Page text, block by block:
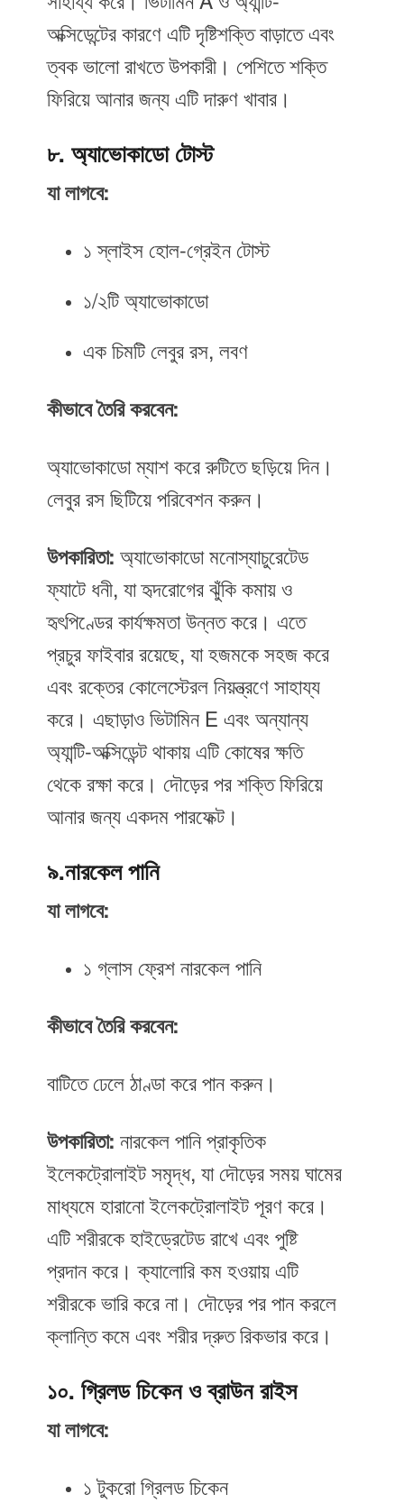
অক্সিডেন্টের কারণে এটি দৃষ্টিশক্তি বাড়াতে এবং
ত্বক ভালো রাখতে উপকারী। পেশিতে শক্তি
ফিরিয়ে আনার জন্য এটি দারুণ খাবার।
৮. অ্যাভোকাডো টোস্ট
যা লাগবে:
১ স্লাইস হোল-গ্রেইন টোস্ট
১/২টি অ্যাভোকাডো
এক চিমটি লেবুর রস, লবণ
কীভাবে তৈরি করবেন:
অ্যাভোকাডো ম্যাশ করে রুটিতে ছড়িয়ে দিন।
লেবুর রস ছিটিয়ে পরিবেশন করুন।
উপকারিতা: অ্যাভোকাডো মনোস্যাচুরেটেড
ফ্যাটে ধনী, যা হৃদরোগের ঝুঁকি কমায় ও
হৃৎপিণ্ডের কার্যক্ষমতা উন্নত করে। এতে
প্রচুর ফাইবার রয়েছে, যা হজমকে সহজ করে
এবং রক্তের কোলেস্টেরল নিয়ন্ত্রণে সাহায্য
করে। এছাড়াও ভিটামিন E এবং অন্যান্য
অ্যান্টি-অক্সিডেন্ট থাকায় এটি কোষের ক্ষতি
থেকে রক্ষা করে। দৌড়ের পর শক্তি ফিরিয়ে
আনার জন্য একদম পারফেক্ট।
৯.নারকেল পানি
যা লাগবে:
১ গ্লাস ফ্রেশ নারকেল পানি
কীভাবে তৈরি করবেন:
বাটিতে ঢেলে ঠাণ্ডা করে পান করুন।
উপকারিতা: নারকেল পানি প্রাকৃতিক
ইলেকট্রোলাইট সমৃদ্ধ, যা দৌড়ের সময় ঘামের
মাধ্যমে হারানো ইলেকট্রোলাইট পূরণ করে।
এটি শরীরকে হাইড্রেটেড রাখে এবং পুষ্টি
প্রদান করে। ক্যালোরি কম হওয়ায় এটি
শরীরকে ভারি করে না। দৌড়ের পর পান করলে
ক্লান্তি কমে এবং শরীর দ্রুত রিকভার করে।
১০. গ্রিলড চিকেন ও ব্রাউন রাইস
যা লাগবে:
১ টুকরো গ্রিলড চিকেন